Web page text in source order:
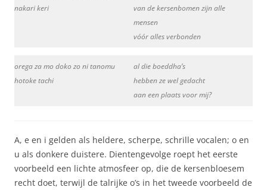
nakari keri
van de kersenbomen zijn alle
mensen
vóór alles verbonden
orega za mo doko zo ni tanomu
hotoke tachi
al die boeddha’s
hebben ze wel gedacht
aan een plaats voor mij?
A, e en i gelden als heldere, scherpe, schrille vocalen; o en
u als donkere duistere. Dientengevolge roept het eerste
voorbeeld een lichte atmosfeer op, die de kersenbloesem
recht doet, terwijl de talrijke o’s in het tweede voorbeeld de